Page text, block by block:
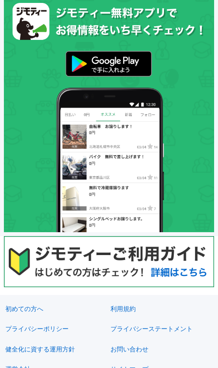
初めての方へ 利用規約
プライバシーポリシー プライバシーステートメント
健全化に資する運用方針 お問い合わせ